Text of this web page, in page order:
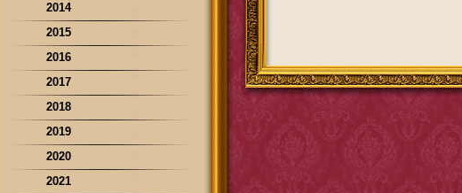
2014
2015
2016
2017
2018
2019
2020
2021